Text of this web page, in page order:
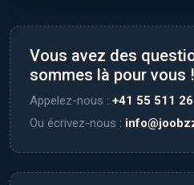
Vous avez des
sommes là pour vous !
Appelez-nous : +41 55 511
Ou écrivez-nous :